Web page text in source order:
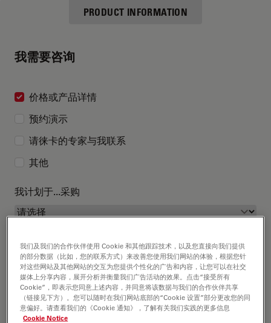
PRODUCT INFORMATION
我需要咨询
价格或产品详情
预约演示
请徕卡的专家与我联系
其他
我计划于...采购
这是关于我的信息
学术头衔
我们及我们的合作伙伴使用 Cookie 和其他跟踪技术，以及您直接向我们提供
的部分数据（比如，您的联系方式）来改善您使用我们网站的体验，根据您针
对这些网站及其他网站的交互为您提供个性化的广告和内容，让您可以在社交
媒体上分享内容，展开分析并衡量我们广告活动的效果。点击“接受所有
Cookie”，即表示您同意上述内容，并同意将该数据与我们的合作伙伴共享
（链接见下方）。您可以随时在我们网站底部的“Cookie 设置”部分更改您的同
意偏好。请查看我们的《Cookie 通知》，了解有关我们实践的更多信息
Cookie Notice